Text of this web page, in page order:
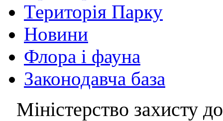
Територія Парку
Новини
Флора і фауна
Законодавча база
Міністерство захисту